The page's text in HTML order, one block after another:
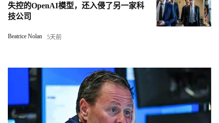
失控的OpenAI模型，还入侵了另一家科
技公司
Beatrice Nolan 5天前